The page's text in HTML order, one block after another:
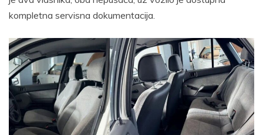
kompletna servisna dokumentacija.